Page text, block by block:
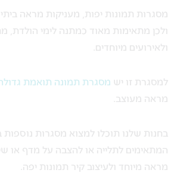
מסגרות תמונות יפות, מעניקות מראה
ולכן מתאימות מאוד כמתנה לימי הולדת,
ולאירועים מיוחדים.
למסגרת זו יש מסגרת תמונה תואמת
מראה מעוצב.
בחנות שלנו תוכלו למצוא מסגרות נוספות
המתאימים לתלייה או להצבה על מדף או
מראה מיוחד ולעיצוב קיר תמונות יפה.